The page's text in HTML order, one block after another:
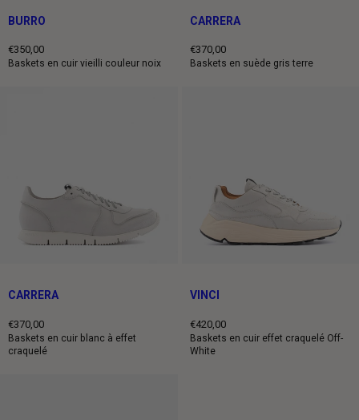
BURRO
€350,00
Prix
Baskets en cuir vieilli couleur noix
CARRERA
€370,00
Prix
Baskets en suède gris terre
CARRERA
€370,00
Prix
normal
Baskets en cuir blanc à effet
craquelé
VINCI
€420,00
Prix
normal
Baskets en cuir effet craquelé Off-
White